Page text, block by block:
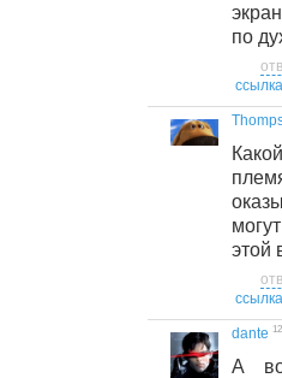
по
ссылка
этой
ссылка
dante 12
А